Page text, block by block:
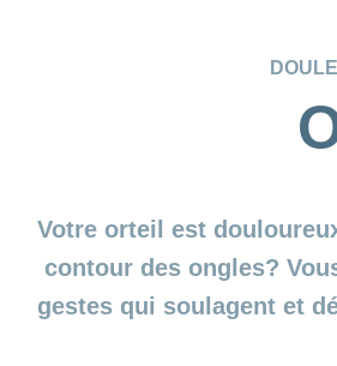
Votre orteil est
contour des ongles?
gestes qui soulagent et